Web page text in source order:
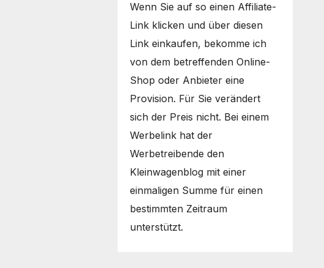
Wenn Sie auf so einen Affiliate-
Link klicken und über diesen
Link einkaufen, bekomme ich
von dem betreffenden Online-
Shop oder Anbieter eine
Provision. Für Sie verändert
sich der Preis nicht. Bei einem
Werbelink hat der
Werbetreibende den
Kleinwagenblog mit einer
einmaligen Summe für einen
bestimmten Zeitraum
unterstützt.